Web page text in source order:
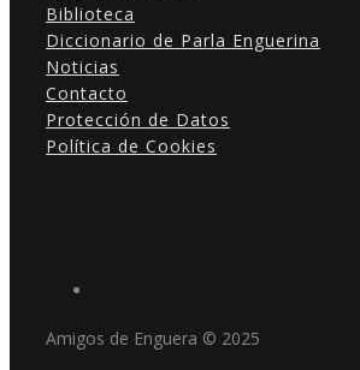
Biblioteca
Diccionario de Parla Enguerina
Noticias
Contacto
Protección de Datos
Política de Cookies
Amigos de Enguera © 2025